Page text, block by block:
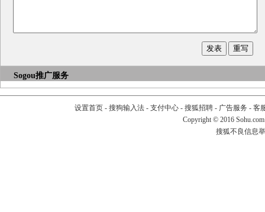
Sogou推广服务
设置首页- 搜狗输入法- 支付中心- 搜狐招聘- 广告服务 - 客
Copyright © 2016
搜狐不良信息